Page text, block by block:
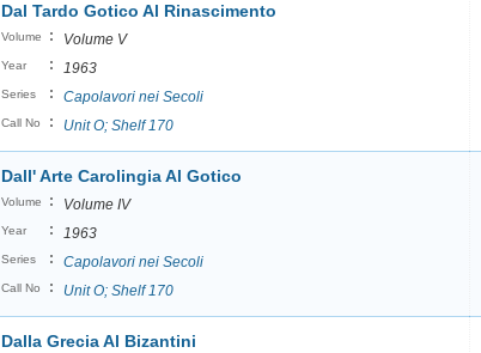
Dal Tardo Gotico Al Rinascimento
Volume : Volume V
Year : 1963
Series : Capolavori nei Secoli
Call No : Unit O; Shelf 170
Dall' Arte Carolingia Al Gotico
Volume : Volume IV
Year : 1963
Series : Capolavori nei Secoli
Call No : Unit O; Shelf 170
Dalla Grecia Al Bizantini